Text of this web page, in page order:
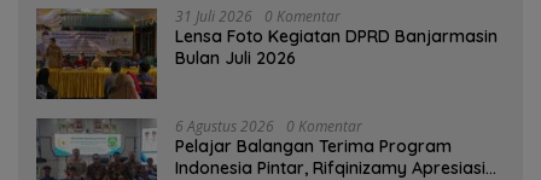
31 Juli 2026 0 Komentar
Lensa Foto Kegiatan DPRD Banjarmasin
Bulan Juli 2026
6 Agustus 2026 0 Komentar
Pelajar Balangan Terima Program
Indonesia Pintar, Rifqinizamy Apresiasi